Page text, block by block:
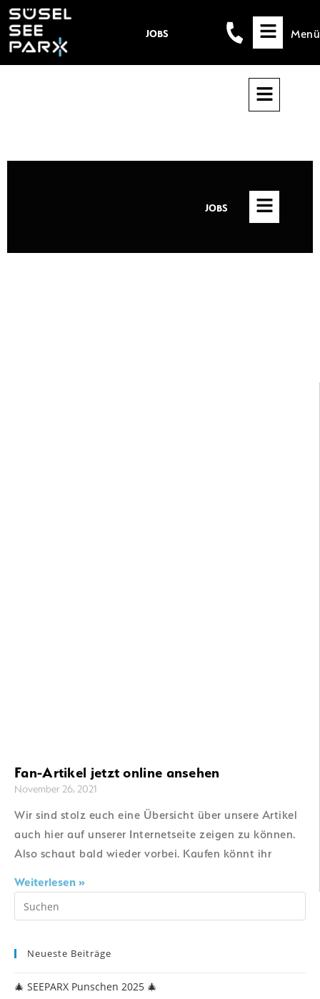
JOBS Menü
JOBS
Fan-Artikel jetzt online ansehen
November 26, 2021
Wir sind stolz euch eine Übersicht über unsere Artikel
auch hier auf unserer Internetseite zeigen zu können.
Also schaut bald wieder vorbei. Kaufen könnt ihr
Weiterlesen »
Neueste Beiträge
🎄 SEEPARX Punschen 2025 🎄